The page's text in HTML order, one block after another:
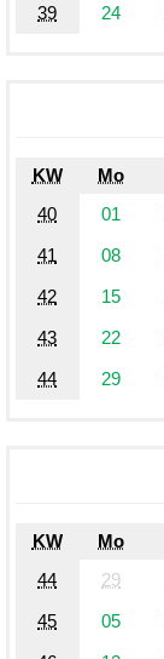
39
24
KW Mo
40
01
41
08
42
15
43
22
44
29
KW Mo
44
29
45
05